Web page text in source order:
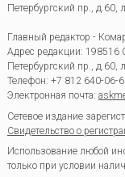
Петербургский пр.,
Главный редактор -
Адрес редакции: 198516
Петербургский пр.,
Телефон: +7 812 640-06-
Электронная почта:
Сетевое издание
Свидетельство о
Использование любой
только при условии